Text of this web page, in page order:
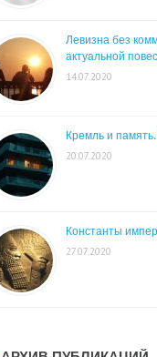
Левизна без
актуальной
14.07.2020
Кремль и
20.07.2020
Константы
27.07.2020